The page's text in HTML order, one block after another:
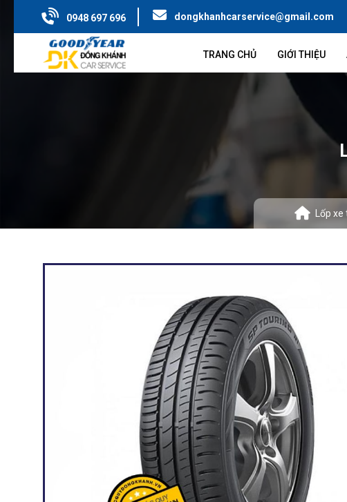
0948 697 696 dongkhanhcarservice@gmail.com
TRANG CHỦ GIỚI THIỆU
Lốp